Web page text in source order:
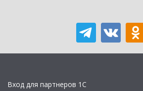
Вход для партнеров 1С